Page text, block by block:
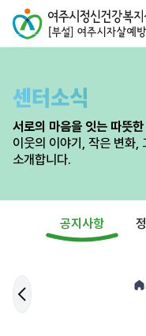
센터소식
서로의 마음을 잇는 따뜻한
이웃의 이야기, 작은 변화,
소개합니다.
공지사항